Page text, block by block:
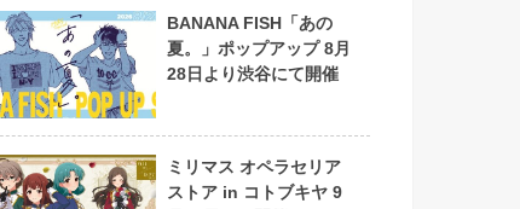
BANANA FISH「あの
夏。」ポップアップ 8月
28日より渋谷にて開催
ミリマス オペラセリア
ストア in コトブキヤ 9